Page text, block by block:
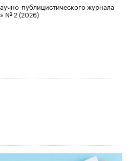
публицистического журнала
№ 2 (2026)